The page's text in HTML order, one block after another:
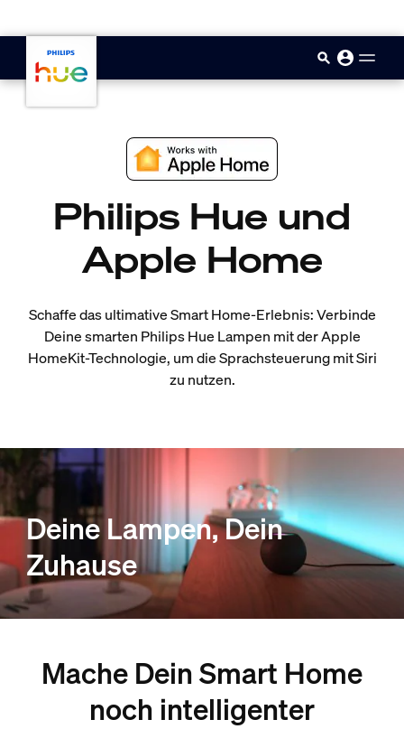
Philips Hue und
Apple Home
Schaffe das ultimative Smart Home-Erlebnis: Verbinde
Deine smarten Philips Hue Lampen mit der Apple
HomeKit-Technologie, um die Sprachsteuerung mit Siri
zu nutzen.
Deine Lampen, Dein
Zuhause
Mache Dein Smart Home
noch intelligenter